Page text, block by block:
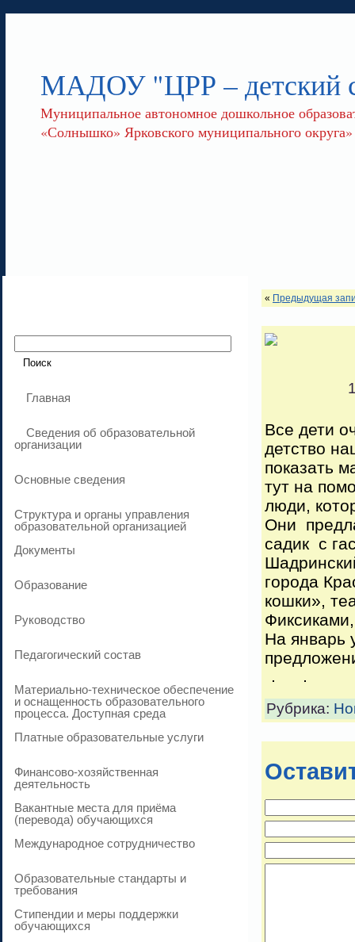
МАДОУ "ЦРР –
Муниципальное автономное дошкольное
«Солнышко» Ярковского муниципального округа»
Главная
Сведения об образовательной
организации
Основные сведения
Структура и органы управления
образовательной организацией
Документы
Образование
Руководство
Педагогический состав
Материально-техническое обеспечение
и оснащенность образовательного
процесса. Доступная среда
Платные образовательные услуги
Финансово-хозяйственная
деятельность
Вакантные места для приёма
(перевода) обучающихся
Международное сотрудничество
Образовательные стандарты и
требования
Стипендии и меры поддержки
обучающихся
« Предыдущая
Все дети
детство
показать
тут на
люди,
Они
садик с
города
кошки»,
На январь
Рубрика: